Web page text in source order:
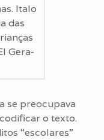
Italo
das
Gera-
se preocupava
o texto.
“escolares”